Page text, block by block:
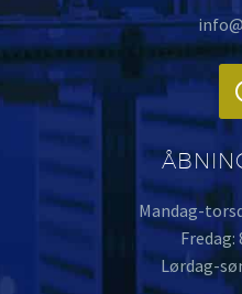
Mandag-
Fredag:
Lørdag-